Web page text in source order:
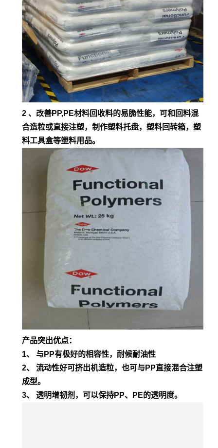
2 、改善PP,PE材料回收料的易脆性能，可和回料混
合造粒或直接注塑，制作塑料托盘，塑料回转箱，塑
料工具盒等塑料用品。
产品突出优点：
1、 与PP有极好的相容性，耐候耐油性
2、 流动性好可挤出机造粒，也可与PP直接混合注塑
成型。
3、 透明增韧剂，可以保持PP、PE的透明度。